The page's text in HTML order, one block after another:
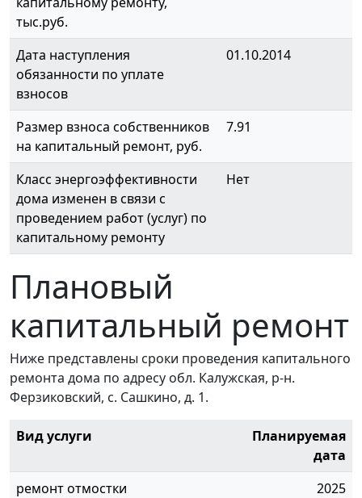
тыс.руб.
Дата наступления
обязанности по уплате
взносов
01.10.2014
Размер взноса собственников
на капитальный ремонт, руб.
7.91
Класс энергоэффективности
дома изменен в связи с
проведением работ (услуг) по
капитальному ремонту
Нет
Плановый
капитальный ремонт
Ниже представлены сроки проведения капитального
ремонта дома по адресу обл. Калужская, р-н.
Ферзиковский, с. Сашкино, д. 1.
Вид услуги
Планируемая
дата
ремонт отмостки
2025